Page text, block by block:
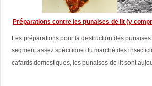
Préparations contre les punaises de lit (y
Les préparations pour la destruction des
segment assez spécifique du marché des
cafards domestiques, les punaises de lit sont